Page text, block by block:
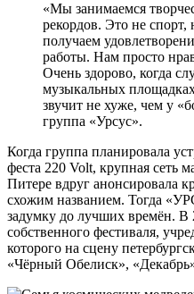
«Мы занимаемся
рекордов. Это не
получаем
работы. Нам просто
Очень здорово, когда
музыкальных
звучит не хуже, чем у
группа «Урсус».
Когда группа планировала
феста 220 Volt, крупная сеть
Питере вдруг анонсировала
схожим названием. Тогда
задумку до лучших времён. В
собственного фестиваля,
которого на сцену
«Чёрный Обелиск»,